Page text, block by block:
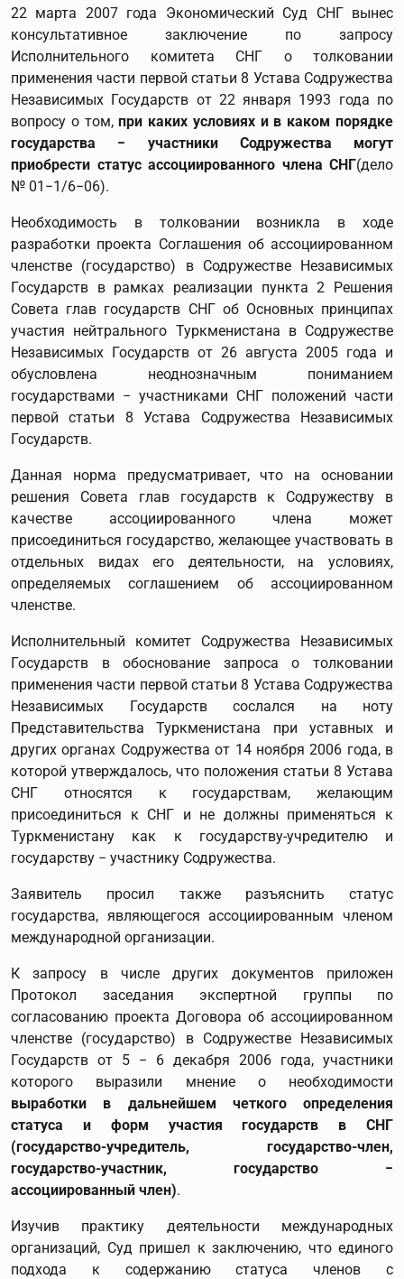
22 марта 2007 года Экономический Суд СНГ вынес
консультативное заключение по запросу
Исполнительного комитета СНГ о толковании
применения части первой статьи 8 Устава Содружества
Независимых Государств от 22 января 1993 года по
вопросу о том,при каких условиях и в каком порядке
государства − участники Содружества могут
приобрести статус ассоциированного члена СНГ(дело
№ 01−1/6−06).
Необходимость в толковании возникла в ходе
разработки проекта Соглашения об ассоциированном
членстве (государство) в Содружестве Независимых
Государств в рамках реализации пункта 2 Решения
Совета глав государств СНГ об Основных принципах
участия нейтрального Туркменистана в Содружестве
Независимых Государств от 26 августа 2005 года и
обусловлена неоднозначным пониманием
государствами − участниками СНГ положений части
первой статьи 8 Устава Содружества Независимых
Государств.
Данная норма предусматривает, что на основании
решения Совета глав государств к Содружеству в
качестве ассоциированного члена может
присоединиться государство, желающее участвовать в
отдельных видах его деятельности, на условиях,
определяемых соглашением об ассоциированном
членстве.
Исполнительный комитет Содружества Независимых
Государств в обоснование запроса о толковании
применения части первой статьи 8 Устава Содружества
Независимых Государств сослался на ноту
Представительства Туркменистана при уставных и
других органах Содружества от 14 ноября 2006 года, в
которой утверждалось, что положения статьи 8 Устава
СНГ относятся к государствам, желающим
присоединиться к СНГ и не должны применяться к
Туркменистану как к государству-учредителю и
государству − участнику Содружества.
Заявитель просил также разъяснить статус
государства, являющегося ассоциированным членом
международной организации.
К запросу в числе других документов приложен
Протокол заседания экспертной группы по
согласованию проекта Договора об ассоциированном
членстве (государство) в Содружестве Независимых
Государств от 5 − 6 декабря 2006 года, участники
которого выразили мнение о необходимости
выработки в дальнейшем четкого определения
статуса и форм участия государств в СНГ
(государство-учредитель, государство-член,
государство-участник, государство −
ассоциированный член).
Изучив практику деятельности международных
организаций, Суд пришел к заключению, что единого
подхода к содержанию статуса членов с